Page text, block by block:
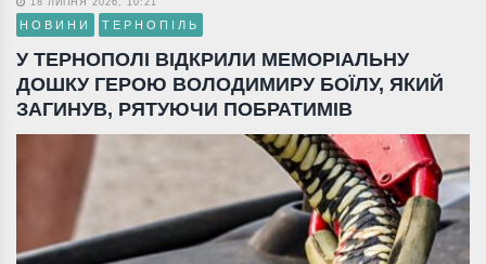
18 ЛИПНЯ 2026, 10:21
НОВИНИ ТЕРНОПІЛЬ
У ТЕРНОПОЛІ ВІДКРИЛИ МЕМОРІАЛЬНУ
ДОШКУ ГЕРОЮ ВОЛОДИМИРУ БОЇЛУ, ЯКИЙ
ЗАГИНУВ, РЯТУЮЧИ ПОБРАТИМІВ